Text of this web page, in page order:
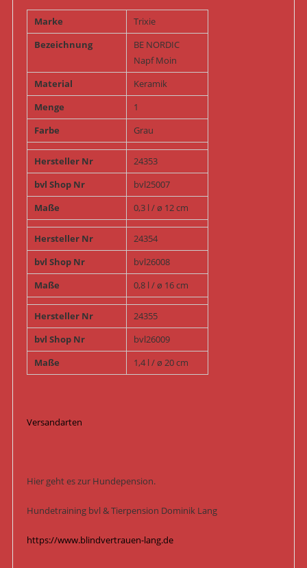
Marke
Trixie
Bezeichnung
BE NORDIC
Napf Moin
Material
Keramik
Menge
1
Farbe
Grau
Hersteller Nr
24353
bvl Shop Nr
bvl25007
Maße
0,3 l / ø 12 cm
Hersteller Nr
24354
bvl Shop Nr
bvl26008
Maße
0,8 l / ø 16 cm
Hersteller Nr
24355
bvl Shop Nr
bvl26009
Maße
1,4 l / ø 20 cm
Versandarten
Hier geht es zur Hundepension.
Hundetraining bvl & Tierpension Dominik Lang
https://www.blindvertrauen-lang.de